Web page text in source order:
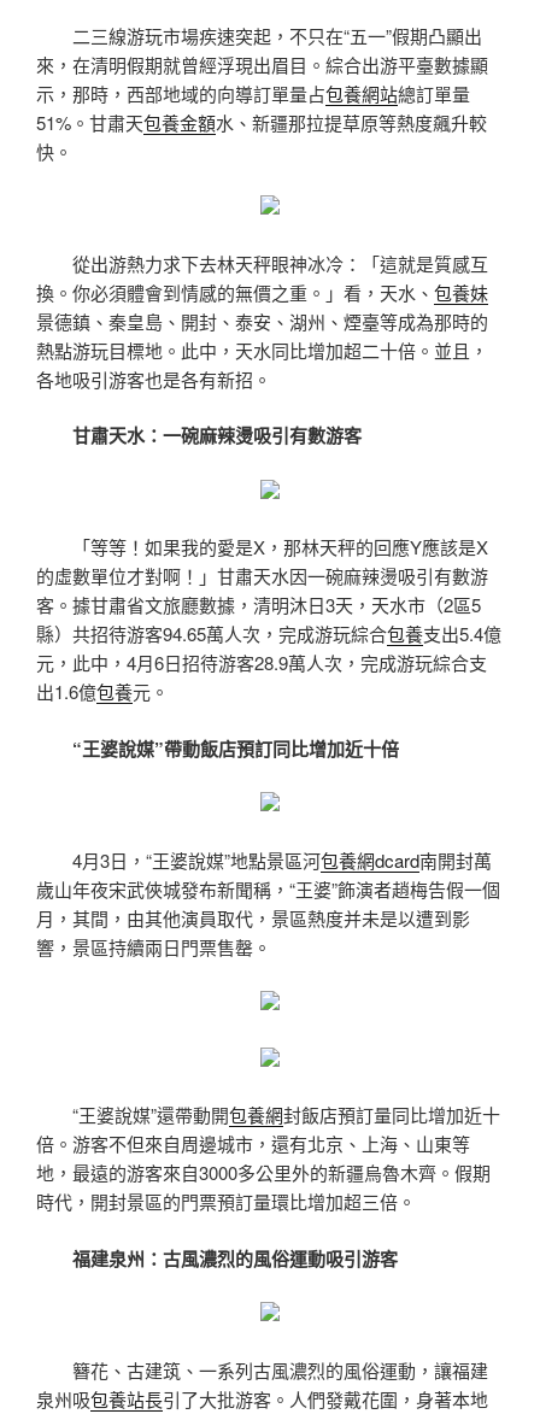
二三線游玩市場疾速突起，不只在“五一”假期凸顯出
來，在清明假期就曾經浮現出眉目。綜合出游平臺數據顯
示，那時，西部地域的向導訂單量占包養網站總訂單量
51%。甘肅天包養金額水、新疆那拉提草原等熱度飆升較
快。
從出游熱力求下去林天秤眼神冰冷：「這就是質感互
換。你必須體會到情感的無價之重。」看，天水、 包養妹
景德鎮、秦皇島、開封、泰安、湖州、煙臺等成為那時的
熱點游玩目標地。此中，天水同比增加超二十倍。並且，
各地吸引游客也是各有新招。
甘肅天水：一碗麻辣燙吸引有數游客
「等等！如果我的愛是X，那林天秤的回應Y應該是X
的虛數單位才對啊！」甘肅天水因一碗麻辣燙吸引有數游
客。據甘肅省文旅廳數據，清明沐日3天，天水市（2區5
縣）共招待游客94.65萬人次，完成游玩綜合包養支出5.4億
元，此中，4月6日招待游客28.9萬人次，完成游玩綜合支
出1.6億包養元。
“王婆說媒”帶動飯店預訂同比增加近十倍
4月3日，“王婆說媒”地點景區河包養網dcard南開封萬
歲山年夜宋武俠城發布新聞稱，“王婆”飾演者趙梅告假一個
月，其間，由其他演員取代，景區熱度并未是以遭到影
響，景區持續兩日門票售罄。
“王婆說媒”還帶動開包養網封飯店預訂量同比增加近十
倍。游客不但來自周邊城市，還有北京、上海、山東等
地，最遠的游客來自3000多公里外的新疆烏魯木齊。假期
時代，開封景區的門票預訂量環比增加超三倍。
福建泉州：古風濃烈的風俗運動吸引游客
簪花、古建筑、一系列古風濃烈的風俗運動，讓福建
泉州吸包養站長引了大批游客。人們發戴花圍，身著本地